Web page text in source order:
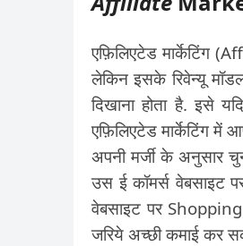
एफ़िलिएटेड मार्केटिंग
लेकिन इसके रिवेन्यू
दिखाना होता है. इसे
एफ़िलिएटेड मार्केटिंग में
अपनी मर्जी के अनुसार
उस ई कॉमर्स वेबसाइट
वेबसाइट पर
जरिये अच्छी कमाई कर